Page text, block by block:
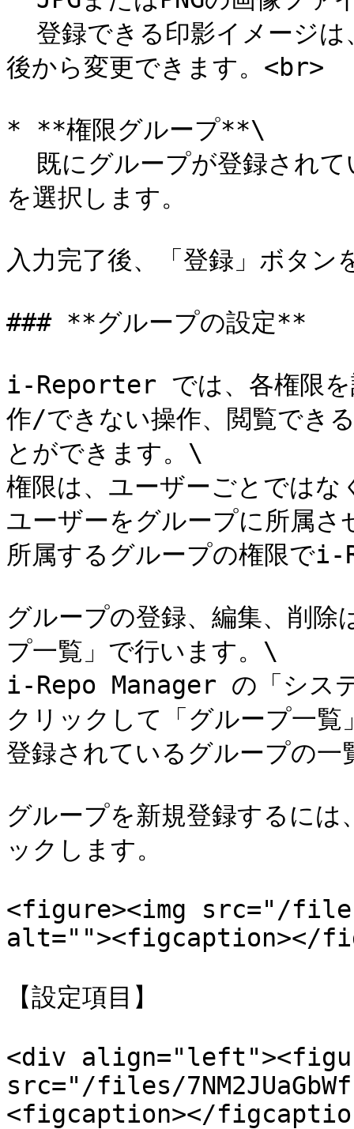
後から変更できます。<br>
* **権限グループ**\
を選択します。
入力完了後、「登録」ボタン
### **グループの設定**
i-Reporter では、各権限を
作/できない操作、閲覧でき
とができます。\
権限は、ユーザーごとでは
ユーザーをグループに所属
所属するグループの権限で
グループの登録、編集、削
プ一覧」で行います。\
i-Repo Manager の「シス
クリックして「グループ一
登録されているグループの一
グループを新規登録するに
ックします。
<figure><img src="/files/
alt=""><figcaption></
【設定項目】
<div
src="/files/
<figcaption></